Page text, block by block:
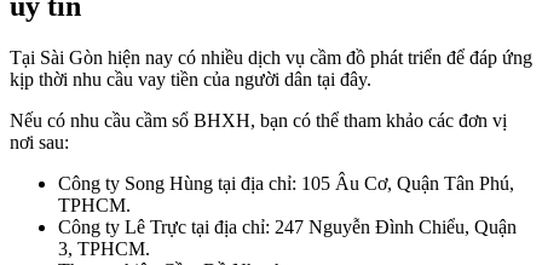
Tại Sài Gòn hiện nay có nhiều dịch vụ cầm đồ phát triển để đáp ứng
kịp thời nhu cầu vay tiền của người dân tại đây.
Nếu có nhu cầu cầm sổ BHXH, bạn có thể tham khảo các đơn vị
nơi sau:
Công ty Song Hùng tại địa chỉ: 105 Âu Cơ, Quận Tân Phú,
TPHCM.
Công ty Lê Trực tại địa chỉ: 247 Nguyễn Đình Chiểu, Quận
3, TPHCM.